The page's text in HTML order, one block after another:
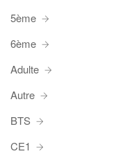
5ème
6ème
Adulte
Autre
BTS
CE1